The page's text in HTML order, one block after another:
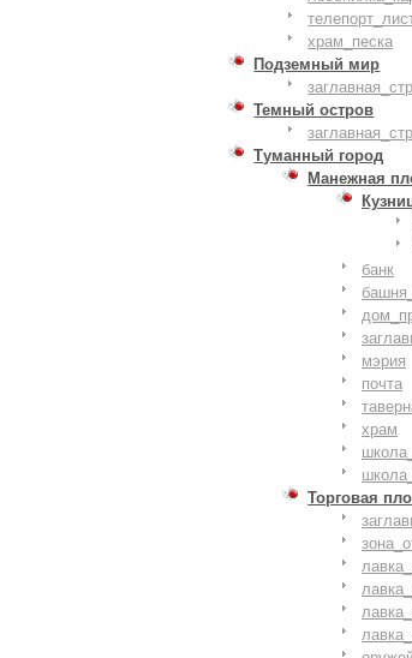
храм_песка
Подземный мир
Темный остров
Туманный город
Манежная
банк
мэрия
почта
храм
Торговая